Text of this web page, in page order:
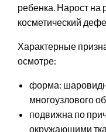
ребенка. Нарост на
косметический
Характерные
осмотре:
форма:
многоузлового
подвижна по
окружающими